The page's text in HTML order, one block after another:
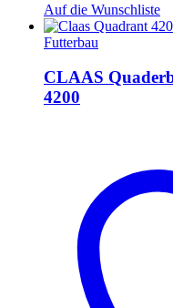
Auf die Wunschliste
Futterbau
CLAAS
4200